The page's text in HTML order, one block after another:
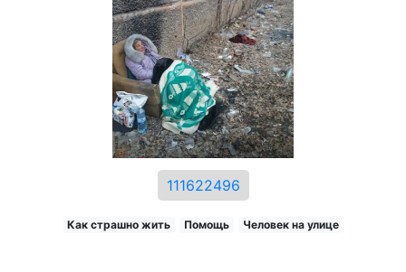
111622496
Как страшно жить Помощь Человек на улице